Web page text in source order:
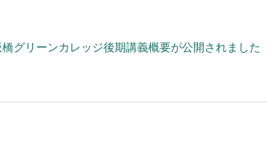
グリーンカレッジ後期講義概要が公開されました